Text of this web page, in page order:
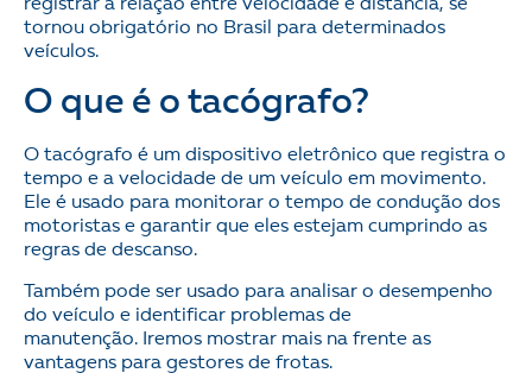
registrar a relação entre velocidade e distância, se
tornou obrigatório no Brasil para determinados
veículos.
O que é o tacógrafo?
O tacógrafo é um dispositivo eletrônico que registra o
tempo e a velocidade de um veículo em movimento.
Ele é usado para monitorar o tempo de condução dos
motoristas e garantir que eles estejam cumprindo as
regras de descanso.
Também pode ser usado para analisar o desempenho
do veículo e identificar problemas de
manutenção. Iremos mostrar mais na frente as
vantagens para gestores de frotas.